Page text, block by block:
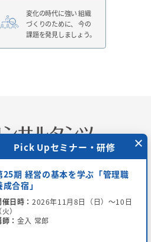
×
Pick Upセミナー・研修
25期 経営の基本を学ぶ「管理職
成合宿」
催日時： 2026年11月8日（日）～10日
（火）
： 金入 常郎
変化の時代に強い組織
づくりのために、
今の
課題を発見しましょう。
町三協ビル3Ｆ
03-3556-8389
定商取引法に基づく表記